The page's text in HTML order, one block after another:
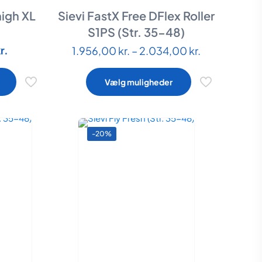
XL
aktuelle
pris
er:
351,00 kr..
Sievi FastX Free DFlex Roller
S1PS (Str. 35-48)
Dette
vare
har
flere
1.956,00 kr. – 2.034,00 kr.
til
Vælg muligheder
-20%